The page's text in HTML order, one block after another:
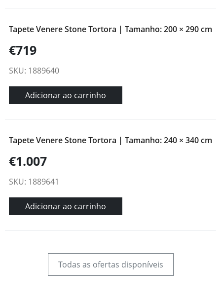
Tapete Venere Stone Tortora | Tamanho: 200 × 290 cm
€719
SKU: 1889640
Adicionar ao carrinho
Tapete Venere Stone Tortora | Tamanho: 240 × 340 cm
€1.007
SKU: 1889641
Adicionar ao carrinho
Todas as ofertas disponíveis